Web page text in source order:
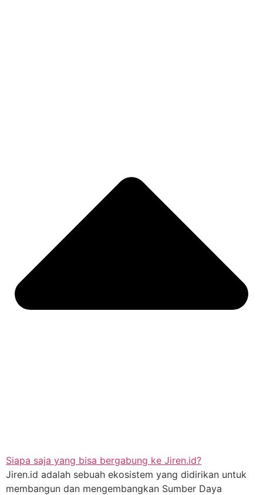
Siapa saja yang bisa bergabung ke Jiren.id?
Jiren.id adalah sebuah ekosistem yang didirikan untuk
membangun dan mengembangkan Sumber Daya